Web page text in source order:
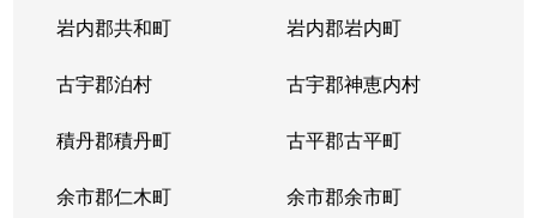
岩内郡共和町 岩内郡岩内町
古宇郡泊村 古宇郡神恵内村
積丹郡積丹町 古平郡古平町
余市郡仁木町 余市郡余市町